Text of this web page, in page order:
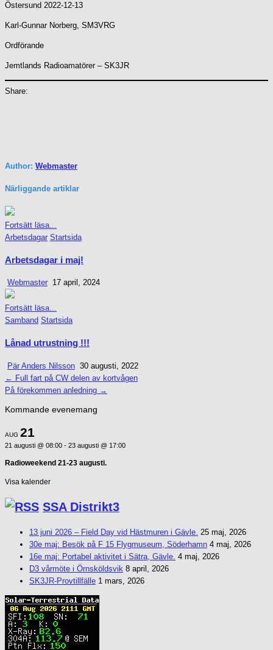
Östersund 2022-12-13
Karl-Gunnar Norberg, SM3VRG
Ordförande
Jemtlands Radioamatörer – SK3JR
Share:
Author: Webmaster
Närliggande artiklar
Fortsätt läsa...
Posted
Arbetsdagar Startsida
Arbetsdagar i maj!
Webmaster 17 april, 2024
Fortsätt läsa...
Posted
Samband Startsida
Lånad utrustning !!!
Pär Anders Nilsson 30 augusti, 2022
Inläggsnavigering
← Full fart på CW delen av kortvågen
På förekommen anledning →
Kommande evenemang
AUG 21
21 augusti @ 08:00 - 23 augusti @ 17:00
Radioweekend 21-23 augusti.
Visa kalender
SSA Distrikt3
13 juni 2026 – Field Day vid Hästmuren i Gävle. 25 maj, 2026
30e maj: Besök på F 15 Flygmuseum, Söderhamn 4 maj, 2026
16e maj: Portabel aktivitet i Sätra, Gävle. 4 maj, 2026
D3 vårmöte i Örnsköldsvik 8 april, 2026
SK3JR-Provtillfälle 1 mars, 2026